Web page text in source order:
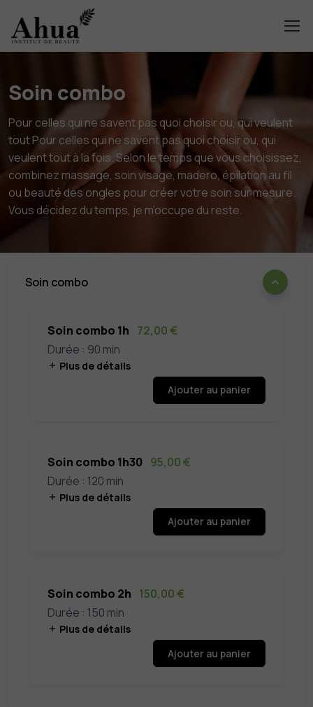
Soin combo
Pour celles qui ne savent pas quoi choisir ou, qui veulent
tout Pour celles qui ne savent pas quoi choisir ou, qui
veulent tout à la fois. Selon le temps que vous choisissez,
combinez massage, soin visage, madero, épilation au fil
ou beauté des ongles pour créer votre soin sur mesure.
Vous décidez du temps, je m’occupe du reste.
Soin combo
Soin combo 1h 72,00 €
Durée : 90 min
Plus de détails
Ajouter au panier
Soin combo 1h30 95,00 €
Durée : 120 min
Plus de détails
Ajouter au panier
Soin combo 2h 150,00 €
Durée : 150 min
Plus de détails
Ajouter au panier